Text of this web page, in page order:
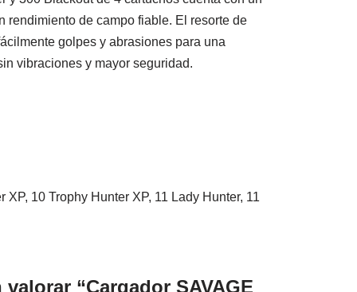
rendimiento de campo fiable. El resorte de
golpes y abrasiones para una
vibraciones y mayor seguridad.
10 Trophy Hunter XP, 11 Lady Hunter, 11
“Cargador SAVAGE